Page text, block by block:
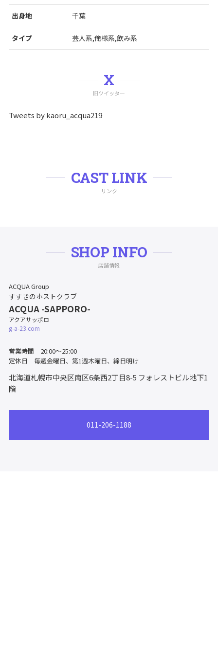
出身地 千葉
タイプ 芸人系,俺様系,飲み系
X
旧ツイッター
Tweets by kaoru_acqua219
CAST LINK
リンク
SHOP INFO
店舗情報
ACQUA Group
すすきのホストクラブ
ACQUA -SAPPORO-
アクアサッポロ
g-a-23.com
営業時間 20:00～25:00
定休日 毎週金曜日、第1週木曜日、締日明け
北海道札幌市中央区南区6条西2丁目8-5 フォレストビル地下1
階
011-206-1188